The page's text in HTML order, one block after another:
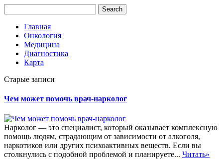
Главная
Онкология
Медицина
Диагностика
Карта
Старые записи
Чем может помочь врач-нарколог
Нарколог — это специалист, который оказывает комплексную
помощь людям, страдающим от зависимости от алкоголя,
наркотиков или других психоактивных веществ. Если вы
столкнулись с подобной проблемой и планируете... Читать»